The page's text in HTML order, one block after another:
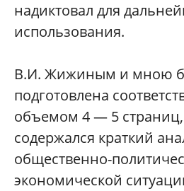
надиктовал для
использования.
В.И. Жижиным и мною
подготовлена
объемом 4 — 5 страниц,
содержался краткий
общественно-
экономической